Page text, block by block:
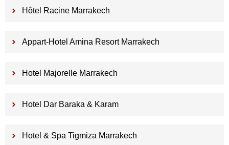
Hôtel Racine Marrakech
Appart-Hotel Amina Resort Marrakech
Hotel Majorelle Marrakech
Hotel Dar Baraka & Karam
Hotel & Spa Tigmiza Marrakech